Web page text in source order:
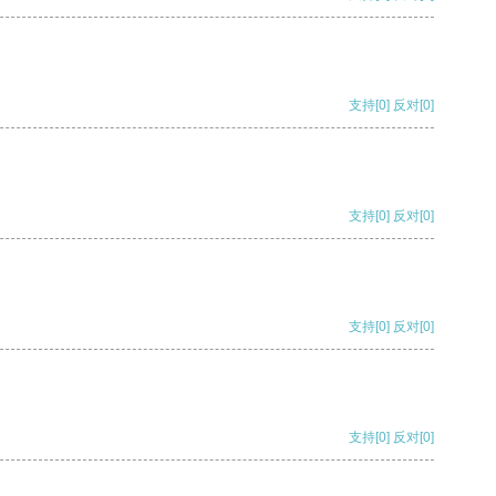
支持[0] 反对[0]
支持[0] 反对[0]
支持[0] 反对[0]
支持[0] 反对[0]